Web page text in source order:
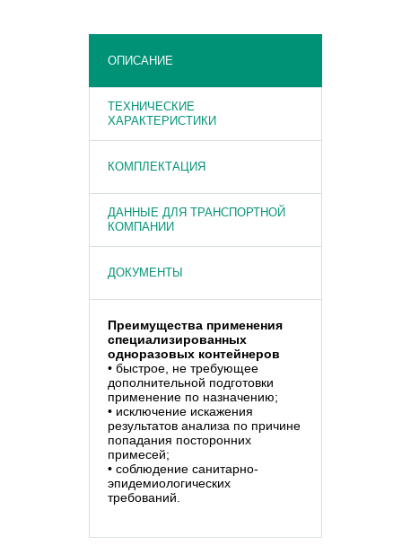
ОПИСАНИЕ
ТЕХНИЧЕСКИЕ
ХАРАКТЕРИСТИКИ
КОМПЛЕКТАЦИЯ
ДАННЫЕ ДЛЯ ТРАНСПОРТНОЙ
КОМПАНИИ
ДОКУМЕНТЫ
Преимущества применения
специализированных
одноразовых контейнеров
• быстрое, не требующее
дополнительной подготовки
применение по назначению;
• исключение искажения
результатов анализа по причине
попадания посторонних
примесей;
• соблюдение санитарно-
эпидемиологических
требований.